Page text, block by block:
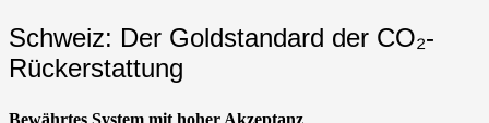
Schweiz: Der Goldstandard der CO₂-
Rückerstattung
Bewährtes System mit hoher Akzeptanz